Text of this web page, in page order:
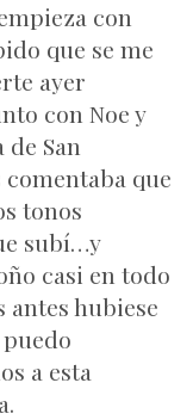
con
que se me
ayer
con Noe y
San
que
tonos
subí…y
casi en todo
antes hubiese
a esta